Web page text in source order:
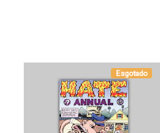
Esgotado